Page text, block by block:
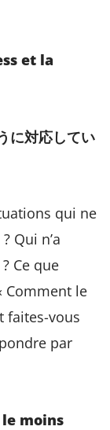
et la
に対応してい
qui ne
Qui n’a
Ce que
Comment le
faites-vous
par
le moins